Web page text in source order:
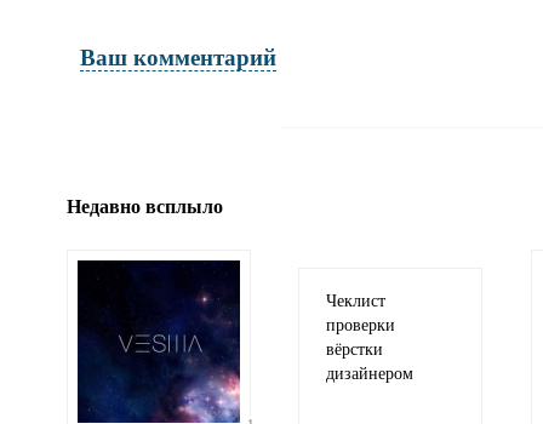
Ваш комментарий
Недавно всплыло
Чеклист
проверки
вёрстки
дизайнером